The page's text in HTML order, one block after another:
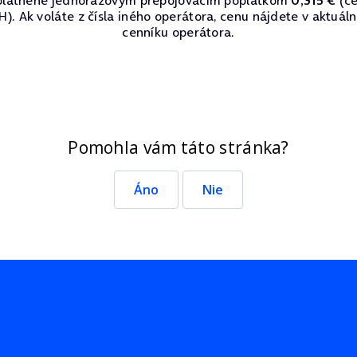
Ak voláte z čísla iného operátora, cenu nájdete v
cenníku operátora.
Pomohla vám táto stránka?
Áno Nie